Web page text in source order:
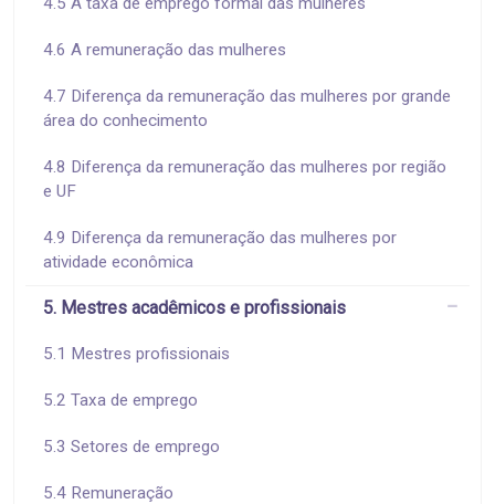
4.6 A remuneração das mulheres
4.7 Diferença da remuneração das mulheres por grande
área do conhecimento
4.8 Diferença da remuneração das mulheres por região
e UF
4.9 Diferença da remuneração das mulheres por
atividade econômica
5. Mestres acadêmicos e profissionais
5.1 Mestres profissionais
5.2 Taxa de emprego
5.3 Setores de emprego
5.4 Remuneração